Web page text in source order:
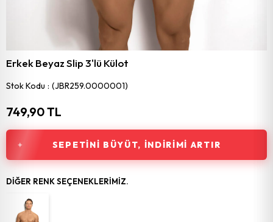
Erkek Beyaz Slip 3'lü Külot
Stok Kodu (JBR259.0000001)
749,90 TL
SEPETINI BÜYÜT, İNDIRIMI ARTIR
DIĞER RENK SEÇENEKLERIMIZ.